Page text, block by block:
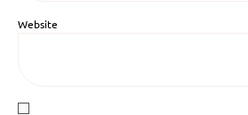
Website